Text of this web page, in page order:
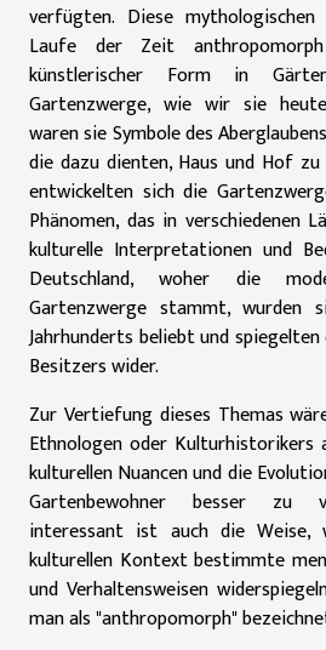
verfügten. Diese
Laufe der Zeit
künstlerischer Form in
Gartenzwerge, wie wir sie
waren sie Symbole des
die dazu dienten, Haus und Hof
entwickelten sich die
Phänomen, das in verschiedenen
kulturelle Interpretationen und
Deutschland, woher die
Gartenzwerge stammt, wurden
Jahrhunderts beliebt und
Besitzers wider.
Zur Vertiefung dieses Themas
Ethnologen oder Kulturhistorikers
kulturellen Nuancen und die
Gartenbewohner besser zu
interessant ist auch die Weise,
kulturellen Kontext bestimmte
und Verhaltensweisen
man als "anthropomorph"